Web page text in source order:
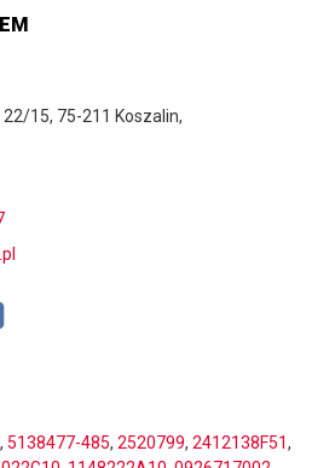
15, 75-211 Koszalin,
, 5138477-485, 2520799, 2412138F51,